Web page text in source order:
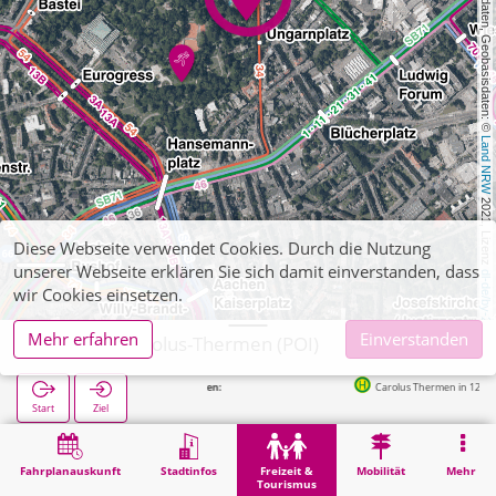
, Kartendaten, Geobasisdaten: ©
Land NRW
2021, Lizenz
dl-de/by-2-0
Fahrplanauskunft Stadtinfos
Freizeit &
Tourismus
Mobilität Mehr
Aachen, Carolus-Thermen (POI)
Start Ziel
Carolus Thermen in 121m
Freizeit & Tourismus Aachen, Carolus-Thermen (POI)
Diese Webseite verwendet Cookies. Durch die Nutzung
unserer Webseite erklären Sie sich damit einverstanden, dass
wir Cookies einsetzen.
Mehr erfahren
Einverstanden